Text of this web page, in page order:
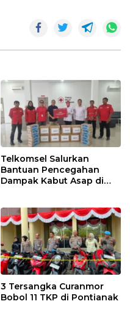
Telkomsel Salurkan
Bantuan Pencegahan
Dampak Kabut Asap di
3 Tersangka Curanmor
Bobol 11 TKP di Pontianak